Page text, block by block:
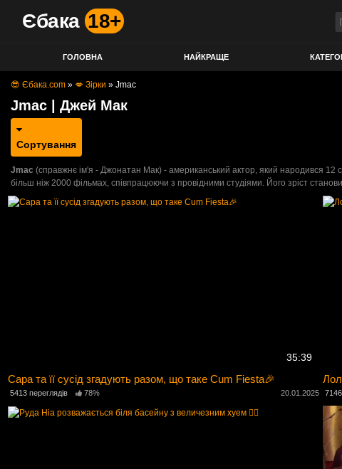
Єбака 18+
ГОЛОВНА НАЙКРАЩЕ
😎 Єбака.com » 💋 Зірки » Jmac
Jmac | Джей Мак
Сортування
Jmac (справжнє ім'я - Джонатан Мак) - американський актор, який народився 12
більш ніж 2000 фільмах, співпрацюючи з провідними студіями. Його зріст
35:39
Сара та її сусід згадують разом, що таке Cum Fiesta🎉
5413 переглядів 78% 20.01.2025